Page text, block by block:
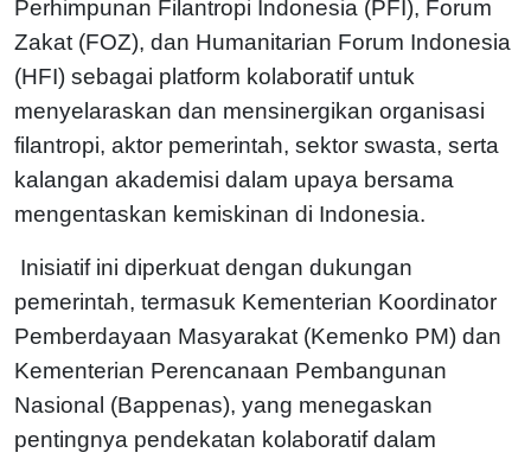
Perhimpunan Filantropi Indonesia (PFI), Forum
Zakat (FOZ), dan Humanitarian Forum Indonesia
(HFI) sebagai platform kolaboratif untuk
menyelaraskan dan mensinergikan organisasi
filantropi, aktor pemerintah, sektor swasta, serta
kalangan akademisi dalam upaya bersama
mengentaskan kemiskinan di Indonesia.
Inisiatif ini diperkuat dengan dukungan
pemerintah, termasuk Kementerian Koordinator
Pemberdayaan Masyarakat (Kemenko PM) dan
Kementerian Perencanaan Pembangunan
Nasional (Bappenas), yang menegaskan
pentingnya pendekatan kolaboratif dalam